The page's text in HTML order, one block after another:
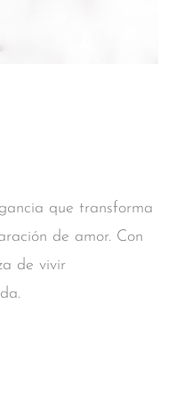
que transforma
de amor. Con
de vivir